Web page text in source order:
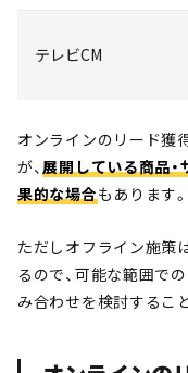
テレビCM
オンラインのリード獲
が、展開している商品
果的な場合もあります。
ただしオフライン施策
るので、可能な範囲で
み合わせを検討するこ